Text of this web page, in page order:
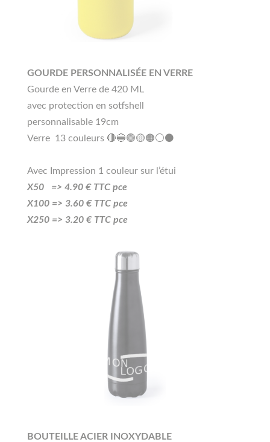
GOURDE PERSONNALISÉE EN VERRE
Gourde en Verre de 420 ML
avec protection en sotfshell
personnalisable 19cm
Verre 13 couleurs 🔴🔵🟢🟡🟠⚪⚫
Avec Impression 1 couleur sur l’étui
X50 => 4.90 € TTC pce
X100 => 3.60 € TTC pce
X250 => 3.20 € TTC pce
BOUTEILLE ACIER INOXYDABLE